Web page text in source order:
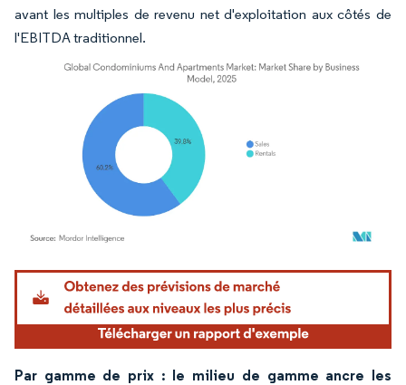
avant les multiples de revenu net d'exploitation aux côtés de
l'EBITDA traditionnel.
Image © Mordor Intelligence. La réutilisation nécessite une attribution sous CC BY
Par gamme de prix : le milieu de gamme ancre les